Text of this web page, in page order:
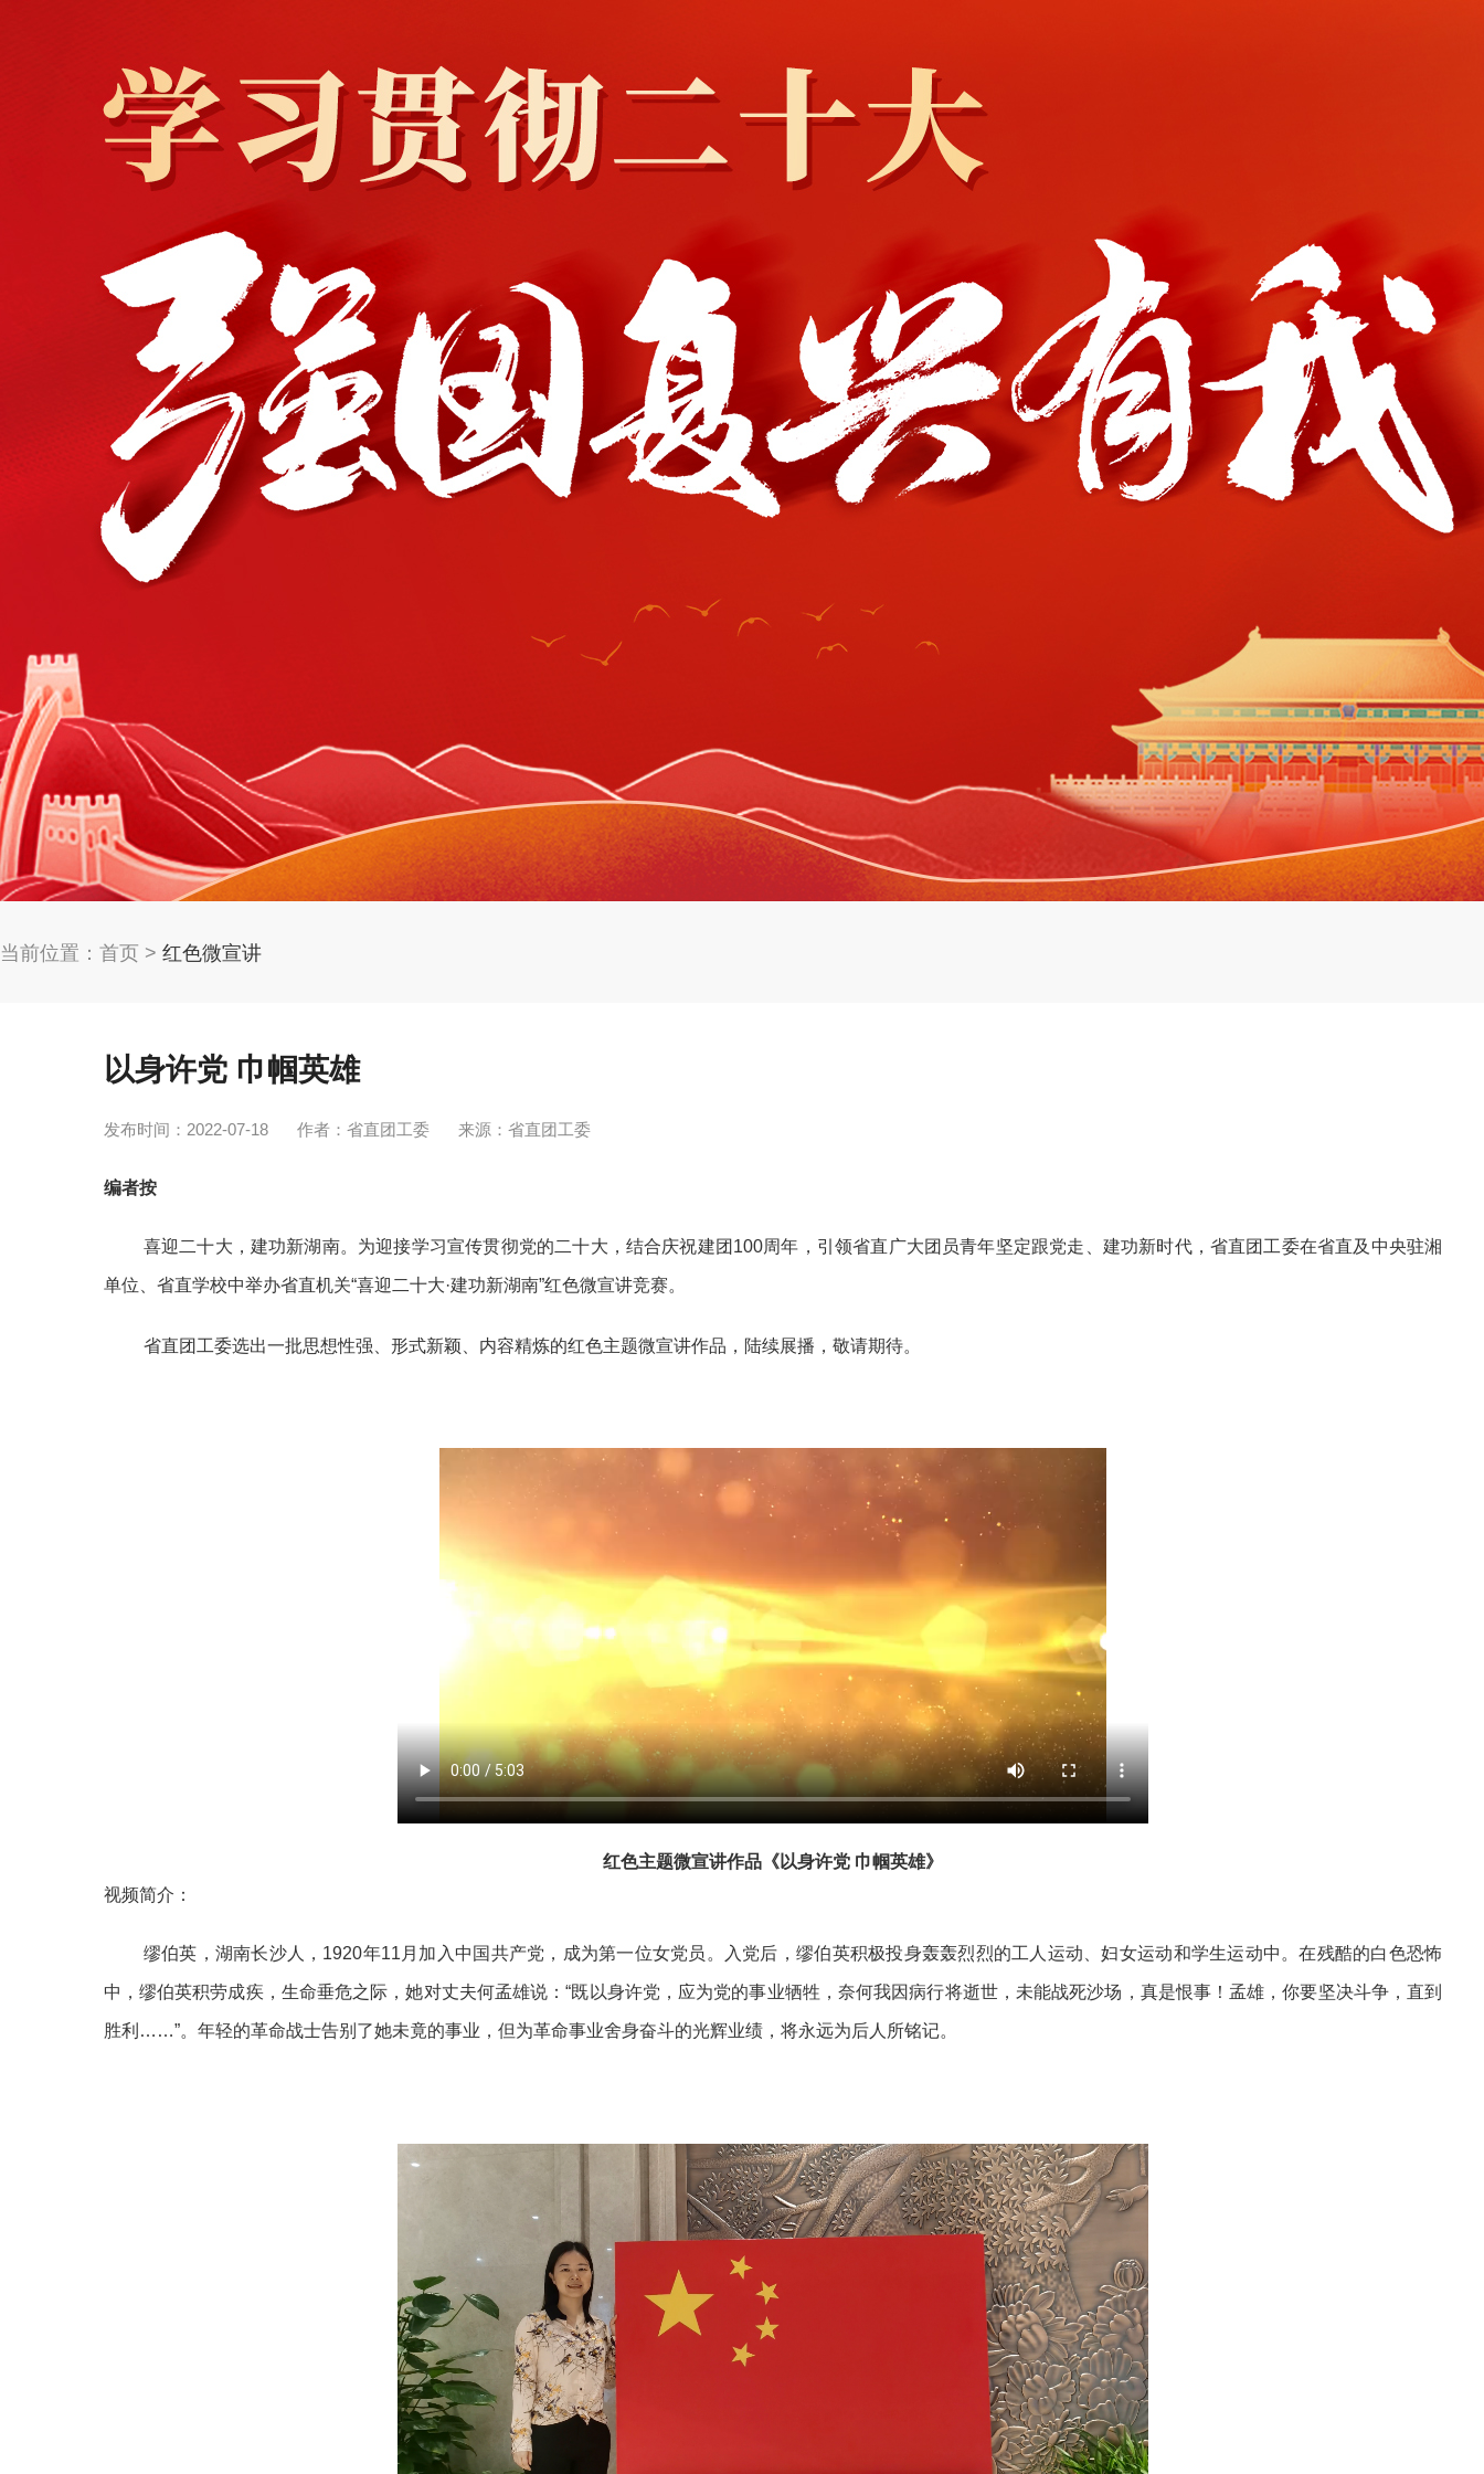
当前位置： 首页 > 红色微宣讲
以身许党 巾帼英雄
发布时间：2022-07-18 作者：省直团工委 来源：省直团工委
编者按
喜迎二十大，建功新湖南。为迎接学习宣传贯彻党的二十大，结合庆祝建团100周年，引领省直广大团员青年坚定跟党走、建功新时代，省直团工委在省直及中央驻湘
单位、省直学校中举办省直机关“喜迎二十大·建功新湖南”红色微宣讲竞赛。
省直团工委选出一批思想性强、形式新颖、内容精炼的红色主题微宣讲作品，陆续展播，敬请期待。
红色主题微宣讲作品《 以身许党 巾帼英雄》
视频简介：
缪伯英，湖南长沙人，1920年11月加入中国共产党，成为第一位女党员。入党后，缪伯英积极投身轰轰烈烈的工人运动、妇女运动和学生运动中。在残酷的白色恐怖
中，缪伯英积劳成疾，生命垂危之际，她对丈夫何孟雄说：“既以身许党，应为党的事业牺牲，奈何我因病行将逝世，未能战死沙场，真是恨事！孟雄，你要坚决斗争，直到
胜利……”。年轻的革命战士告别了她未竟的事业，但为革命事业舍身奋斗的光辉业绩，将永远为后人所铭记。